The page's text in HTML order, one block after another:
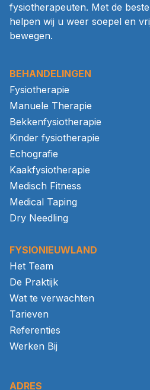
BEHANDELINGEN
Fysiotherapie
Manuele Therapie
Bekkenfysiotherapie
Kinder fysiotherapie
Echografie
Kaakfysiotherapie
Medisch Fitness
Medical Taping
Dry Needling
fysiotherapeuten. Met de
helpen wij u weer soepel en
bewegen.
FYSIONIEUWLAND
Het Team
De Praktijk
Wat te verwachten
Tarieven
Referenties
Werken Bij
ADRES